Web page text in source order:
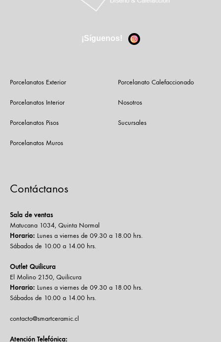
¡Síguenos!
Porcelanatos Exterior
Porcelanatos Interior
Porcelanatos Pisos
Porcelanatos Muros
Porcelanato Calefaccionado
Nosotros
Sucursales
Contáctanos
Sala de ventas
Matucana 1034, Quinta Normal
Horario: Lunes a viernes de 09.30 a 18.00 hrs.
Sábados de 10.00 a 14.00 hrs.
Outlet Quilicura
El Molino 2150, Quilicura
Horario: Lunes a viernes de 09.30 a 18.00 hrs.
Sábados de 10.00 a 14.00 hrs.
contacto@smartceramic.cl
Atención Telefónica: